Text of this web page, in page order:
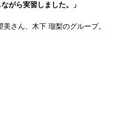
がら実習しました。」
さん、木下 瑠梨のグループ。